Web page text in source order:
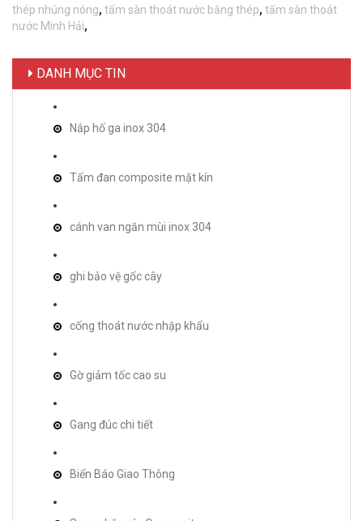
thép nhúng nóng, tấm sàn thoát nước bằng thép, tấm sàn thoát
nước Minh Hải,
DANH MỤC TIN
Nắp hố ga inox 304
Tấm đan composite mặt kín
cánh van ngăn mùi inox 304
ghi bảo vệ gốc cây
cống thoát nước nhập khẩu
Gờ giảm tốc cao su
Gang đúc chi tiết
Biển Báo Giao Thông